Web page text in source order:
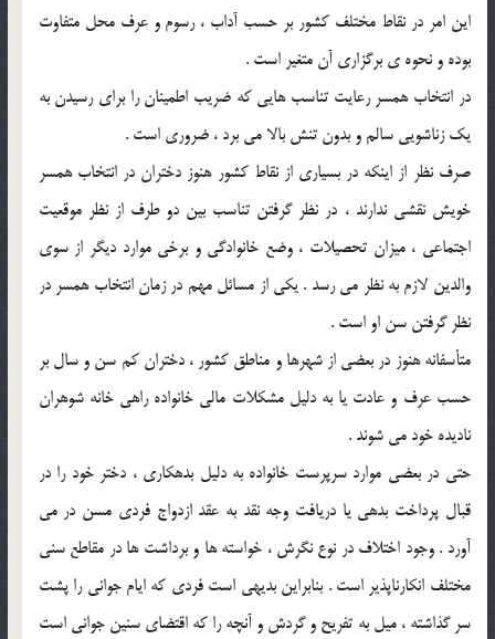
اين امر در نقاط مختلف کشور بر حسب آداب ، رسوم و عرف محل متفاوت
بوده و نحوه ي برگزاري آن متغير است .
در انتخاب همسر رعايت تناسب هايي که ضريب اطمينان را براي رسيدن به
يک زناشويي سالم و بدون تنش بالا مي برد ، ضروري است .
صرف نظر از اينکه در بسياري از نقاط کشور هنوز دختران در انتخاب همسر
خويش نقشي ندارند ، در نظر گرفتن تناسب بين دو طرف از نظر موقعيت
اجتماعي ، ميزان تحصيلات ، وضع خانوادگي و برخي موارد ديگر از سوي
والدين لازم به نظر مي رسد . يکي از مسائل مهم در زمان انتخاب همسر در
نظر گرفتن سن او است .
متأسفانه هنوز در بعضي از شهرها و مناطق کشور ، دختران کم سن و سال بر
حسب عرف و عادت يا به دليل مشکلات مالي خانواده راهي خانه شوهران
ناديده خود مي شوند .
حتي در بعضي موارد سرپرست خانواده به دليل بدهکاري ، دختر خود را در
قبال پرداخت بدهي يا دريافت وجه نقد به عقد ازدواج فردي مسن در مي
آورد . وجود اختلاف در نوع نگرش ، خواسته ها و برداشت ها در مقاطع سني
مختلف انکارناپذير است . بنابراين بديهي است فردي که ايام جواني را پشت
سر گذاشته ، ميل به تفريح و گردش و آنچه را که اقتضاي سنين جواني است